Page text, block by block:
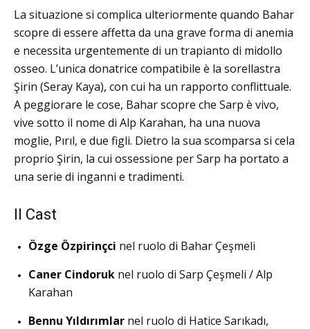
La situazione si complica ulteriormente quando Bahar
scopre di essere affetta da una grave forma di anemia
e necessita urgentemente di un trapianto di midollo
osseo. L’unica donatrice compatibile è la sorellastra
Şirin (Seray Kaya), con cui ha un rapporto conflittuale.
A peggiorare le cose, Bahar scopre che Sarp è vivo,
vive sotto il nome di Alp Karahan, ha una nuova
moglie, Pırıl, e due figli. Dietro la sua scomparsa si cela
proprio Şirin, la cui ossessione per Sarp ha portato a
una serie di inganni e tradimenti.
Il Cast
Özge Özpirinçci nel ruolo di Bahar Çeşmeli
Caner Cindoruk nel ruolo di Sarp Çeşmeli / Alp
Karahan
Bennu Yıldırımlar nel ruolo di Hatice Sarıkadı,